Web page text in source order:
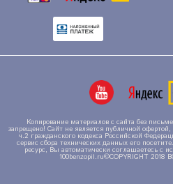
Копирование материалов с сайта без
запрещено! Сайт не является публичной
ч.2 гражданского кодекса Российской
сервис сбора технических данных его
ресурс, Вы автоматически соглашаетесь с
100benzopil.ru©COPYRIGHT